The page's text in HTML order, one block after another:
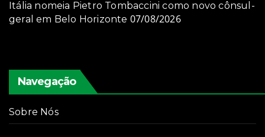
Itália nomeia Pietro Tombaccini como novo cônsul-
geral em Belo Horizonte 07/08/2026
Navegação
Sobre Nós